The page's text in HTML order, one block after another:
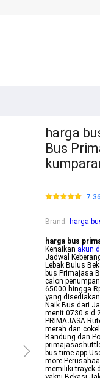
harga
Bus
Brand : harga
harga bus
Kenaikan akun
Jadwal
Lebak Bulus
bus Primajasa
calon
65000 hingga
yang
Naik Bus dari
menit 0730 s d
PRIMAJASA
merah dan
Bandung dan
bus time app
more
memiliki trayek